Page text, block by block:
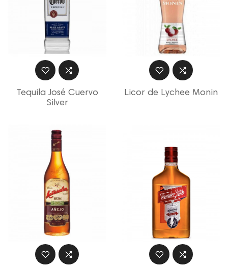
Tequila José Cuervo
Silver
Licor de Lychee Monin